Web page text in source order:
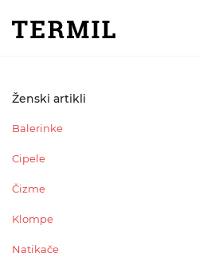
Ženski artikli
Balerinke
Cipele
Čizme
Klompe
Natikače